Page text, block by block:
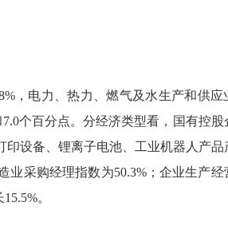
，电力、热力、燃气及水生产和供应
7.0个百分点。分经济类型看，国有控股
印设备、锂离子电池、工业机器人产品
业采购经理指数为50.3%；企业生产经
15.5%。